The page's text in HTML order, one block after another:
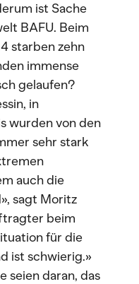
ist Sache
BAFU. Beim
starben zehn
immense
gelaufen?
in
wurden von den
sehr stark
auch die
sagt Moritz
beim
für die
ist schwierig.»
seien daran, das